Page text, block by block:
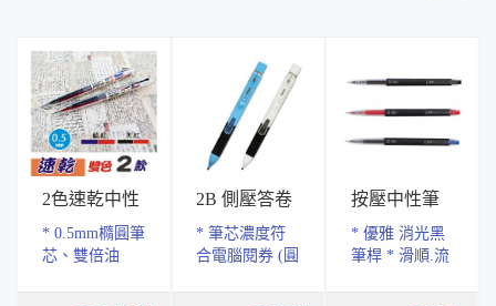
2色速乾中性
筆
* 0.5mm橢圓筆
芯、雙倍油
2B 側壓答卷
筆
* 筆芯濃度符
合電腦閱券 (圓
按壓中性筆
0.5mm
* 優雅 消光黑
筆桿 * 滑順.流